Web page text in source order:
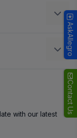
Contact Us
with our latest
AskAllegro